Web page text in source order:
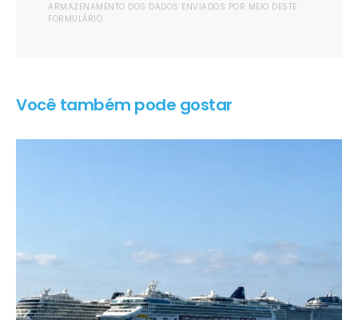
ARMAZENAMENTO DOS DADOS ENVIADOS POR MEIO DESTE
FORMULÁRIO.
Você também pode gostar